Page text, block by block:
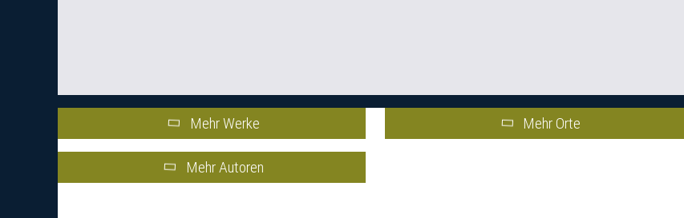
Mehr Werke
Mehr Autoren
Mehr Orte